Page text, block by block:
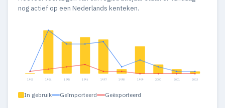
nog actief op een Nederlands kenteken.
1993 1994 1995 1996 1997 1998 1999 2000 2001 2003
In gebruik Geïmporteerd Geëxporteerd